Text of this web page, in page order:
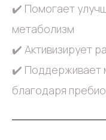
✔️ Помогает
метаболизм
✔️ Активизирует
✔️ Поддерживает
благодаря